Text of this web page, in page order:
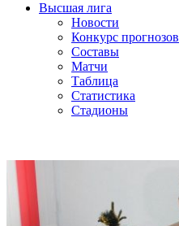
Высшая лига
Новости
Конкурс прогнозов
Составы
Матчи
Таблица
Статистика
Стадионы